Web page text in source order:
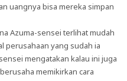
uangnya bisa mereka simpan
Azuma-sensei terlihat mudah
perusahaan yang sudah ia
mengatakan kalau ini juga
memikirkan cara